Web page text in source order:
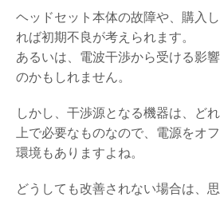
ヘッドセット本体の故障や、購入
れば初期不良が考えられます。
あるいは、電波干渉から受ける影
のかもしれません。
しかし、干渉源となる機器は、ど
上で必要なものなので、電源をオ
環境もありますよね。
どうしても改善されない場合は、